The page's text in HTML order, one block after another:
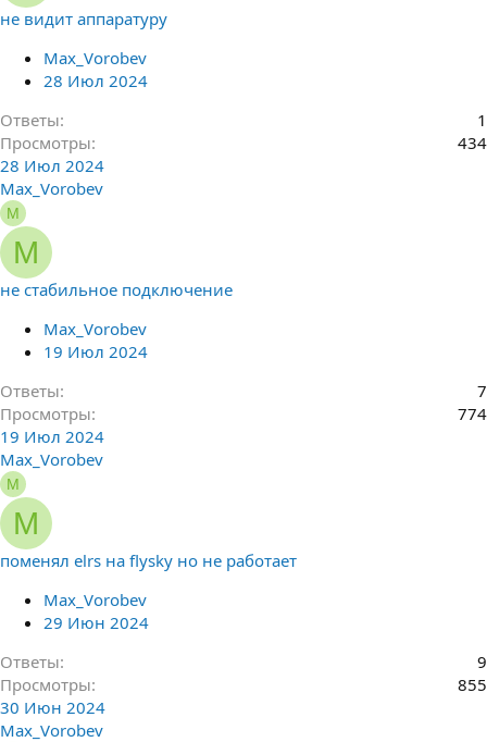
не видит аппаратуру
Max_Vorobev
28 Июл 2024
Ответы
1
Просмотры
434
28 Июл 2024
Max_Vorobev
M
M
не стабильное подключение
Max_Vorobev
19 Июл 2024
Ответы
7
Просмотры
774
19 Июл 2024
Max_Vorobev
M
M
поменял elrs на flysky но не работает
Max_Vorobev
29 Июн 2024
Ответы
9
Просмотры
855
30 Июн 2024
Max_Vorobev